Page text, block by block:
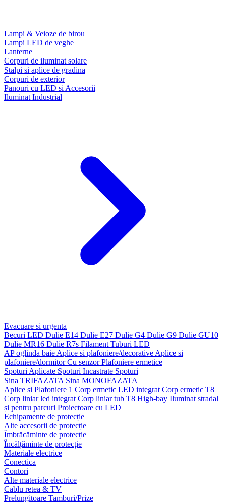
Lampi & Veioze de birou
Lampi LED de veghe
Lanterne
Corpuri de iluminat solare
Stalpi si aplice de gradina
Corpuri de exterior
Panouri cu LED si Accesorii
Iluminat Industrial
Evacuare si urgenta
Becuri LED Dulie E14 Dulie E27 Dulie G4 Dulie G9 Dulie GU10
Dulie MR16 Dulie R7s Filament Tuburi LED
AP oglinda baie Aplice si plafoniere/decorative Aplice si
plafoniere/dormitorCu senzorPlafoniere ermetice
Spoturi Aplicate Spoturi Incastrate Spoturi
Sina TRIFAZATA Sina MONOFAZATA
Aplice si Plafoniere 1 Corp ermetic LED integrat Corp ermetic T8
Corp liniar led integrat Corp liniar tub T8 High-bay Iluminat stradal
și pentru parcuri Proiectoare cu LED
Echipamente de protecție
Alte accesorii de protecție
Îmbrăcăminte de protecție
Încălțăminte de protecție
Materiale electrice
Conectica
Contori
Alte materiale electrice
Cablu retea & TV
Prelungitoare Tamburi/Prize